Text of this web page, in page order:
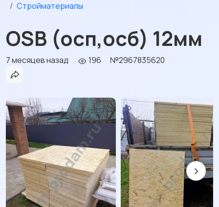
Стройматериалы
OSB (осп,осб) 12мм
7 месяцев назад 196 №2967835620